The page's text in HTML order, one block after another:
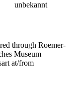
unbekannt
through Roemer-
Museum
at/from